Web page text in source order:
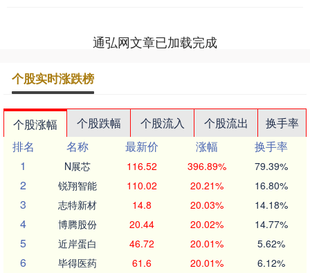
通弘网文章已加载完成
个股实时涨跌榜
个股涨幅 个股跌幅 个股流入 个股流出
换手率
排名
名称 最新价 涨幅
换手率
1
N展芯 116.52 396.89% 79.39%
2 锐翔智能 110.02 20.21% 16.80%
3 志特新材 14.8 20.03% 14.18%
4 博腾股份 20.44 20.02% 14.77%
5 近岸蛋白 46.72 20.01% 5.62%
6 毕得医药 61.6 20.01% 6.12%